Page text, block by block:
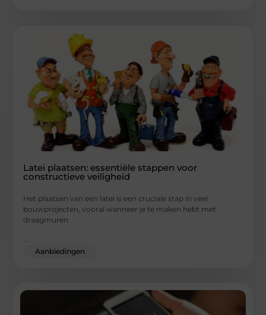
Latei plaatsen: essentiële stappen voor
constructieve veiligheid
Het plaatsen van een latei is een cruciale stap in veel
bouwprojecten, vooral wanneer je te maken hebt met
draagmuren
Aanbiedingen